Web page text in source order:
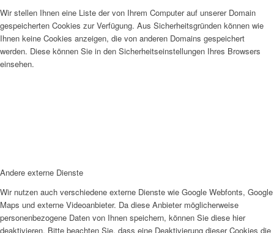
Wir stellen Ihnen eine Liste der von Ihrem Computer auf unserer Domain
gespeicherten Cookies zur Verfügung. Aus Sicherheitsgründen können wie
Ihnen keine Cookies anzeigen, die von anderen Domains gespeichert
werden. Diese können Sie in den Sicherheitseinstellungen Ihres Browsers
einsehen.
Andere externe Dienste
Wir nutzen auch verschiedene externe Dienste wie Google Webfonts, Google
Maps und externe Videoanbieter. Da diese Anbieter möglicherweise
personenbezogene Daten von Ihnen speichern, können Sie diese hier
deaktivieren. Bitte beachten Sie, dass eine Deaktivierung dieser Cookies die